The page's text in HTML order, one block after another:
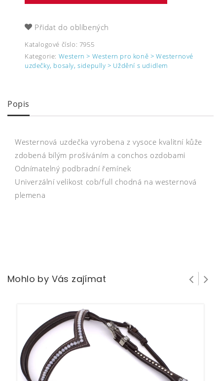
Přidat do oblíbených
Katalogové číslo: 7955
Kategorie: Western > Western pro koně > Westernové
uzdečky, bosaly, sidepully > Uždění s udidlem
Popis
Westernová uzdečka vyrobena z vysoce kvalitní kůže
zdobená bílým prošíváním a conchos ozdobami
Odnímatelný podbradní řemínek
Univerzální velikost cob/full chodná na westernová
plemena
Mohlo by Vás zajímat